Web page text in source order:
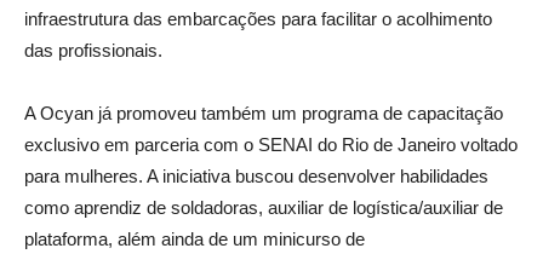
infraestrutura das embarcações para facilitar o acolhimento
das profissionais.
A Ocyan já promoveu também um programa de capacitação
exclusivo em parceria com o SENAI do Rio de Janeiro voltado
para mulheres. A iniciativa buscou desenvolver habilidades
como aprendiz de soldadoras, auxiliar de logística/auxiliar de
plataforma, além ainda de um minicurso de